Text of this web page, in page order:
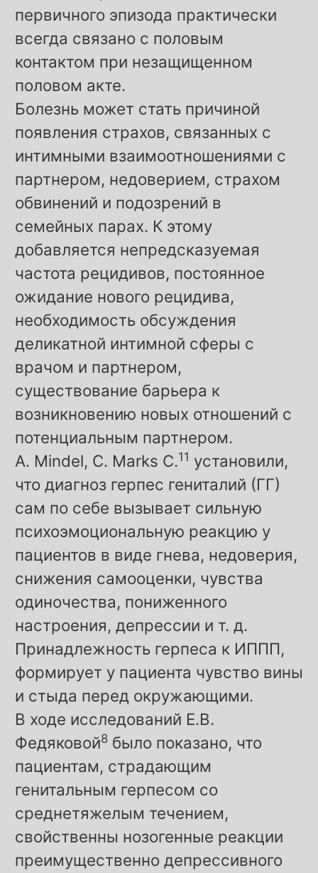
первичного эпизода практически
всегда связано с половым
контактом при незащищенном
половом акте.
Болезнь может стать причиной
появления страхов, связанных с
интимными взаимоотношениями с
партнером, недоверием, страхом
обвинений и подозрений в
семейных парах. К этому
добавляется непредсказуемая
частота рецидивов, постоянное
ожидание нового рецидива,
необходимость обсуждения
деликатной интимной сферы с
врачом и партнером,
существование барьера к
возникновению новых отношений с
потенциальным партнером.
A. Mindel, C. Marks C.11 установили,
что диагноз герпес гениталий (ГГ)
сам по себе вызывает сильную
психоэмоциональную реакцию у
пациентов в виде гнева, недоверия,
снижения самооценки, чувства
одиночества, пониженного
настроения, депрессии и т. д.
Принадлежность герпеса к ИППП,
формирует у пациента чувство вины
и стыда перед окружающими.
В ходе исследований Е.В.
Федяковой8 было показано, что
пациентам, страдающим
генитальным герпесом со
среднетяжелым течением,
свойственны нозогенные реакции
преимущественно депрессивного